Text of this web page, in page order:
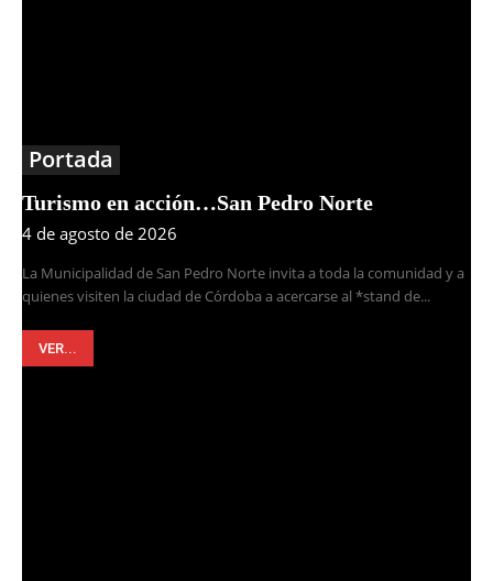
Portada
Turismo en acción…San Pedro Norte
4 de agosto de 2026
La Municipalidad de San Pedro Norte invita a toda la comunidad y a
quienes visiten la ciudad de Córdoba a acercarse al *stand de...
VER...